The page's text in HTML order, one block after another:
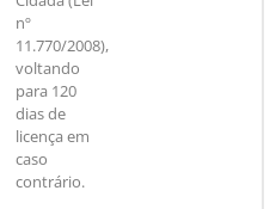
nº
11.770/2008),
voltando
para 120
dias de
licença em
caso
contrário.